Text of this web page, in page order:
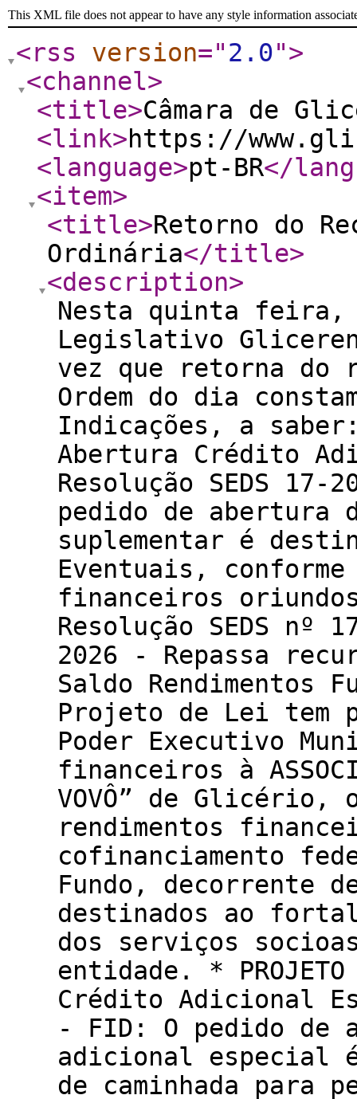
This XML file does not appear to have any style information
<rss version="2.0">
<channel>
<title>Câmara de
<link>https://
<language>pt-BR</
<item>
<title>Retorno do
Ordinária</title>
<description>
Nesta quinta feira,
Legislativo
vez que retorna do
Ordem do dia
Indicações, a saber:
Abertura Crédito
Resolução SEDS
pedido de
suplementar é
Eventuais,
financeiros
Resolução SEDS nº
2026 - Repassa
Saldo Rendimentos
Projeto de Lei tem
Poder Executivo
financeiros à
VOVÔ” de Glicério,
rendimentos
cofinanciamento
Fundo, decorrente
destinados ao
dos serviços
entidade. *
Crédito Adicional
- FID: O pedido de
adicional especial
de caminhada para